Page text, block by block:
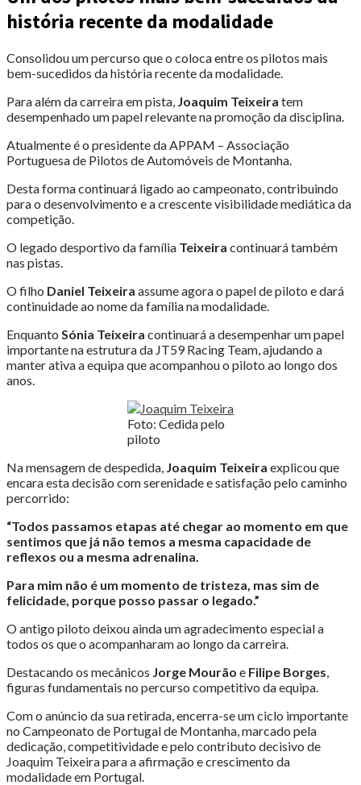
história recente da modalidade
Consolidou um percurso que o coloca entre os pilotos mais
bem-sucedidos da história recente da modalidade.
Para além da carreira em pista, Joaquim Teixeira tem
desempenhado um papel relevante na promoção da disciplina.
Atualmente é o presidente da APPAM – Associação
Portuguesa de Pilotos de Automóveis de Montanha.
Desta forma continuará ligado ao campeonato, contribuindo
para o desenvolvimento e a crescente visibilidade mediática da
competição.
O legado desportivo da família Teixeira continuará também
nas pistas.
O filho Daniel Teixeira assume agora o papel de piloto e dará
continuidade ao nome da família na modalidade.
Enquanto Sónia Teixeira continuará a desempenhar um papel
importante na estrutura da JT59 Racing Team, ajudando a
manter ativa a equipa que acompanhou o piloto ao longo dos
anos.
Foto: Cedida pelo
piloto
Na mensagem de despedida, Joaquim Teixeira explicou que
encara esta decisão com serenidade e satisfação pelo caminho
percorrido:
“Todos passamos etapas até chegar ao momento em que
sentimos que já não temos a mesma capacidade de
reflexos ou a mesma adrenalina.
Para mim não é um momento de tristeza, mas sim de
felicidade, porque posso passar o legado.”
O antigo piloto deixou ainda um agradecimento especial a
todos os que o acompanharam ao longo da carreira.
Destacando os mecânicos Jorge Mourão e Filipe Borges
figuras fundamentais no percurso competitivo da equipa.
Com o anúncio da sua retirada, encerra-se um ciclo importante
no Campeonato de Portugal de Montanha, marcado pela
dedicação, competitividade e pelo contributo decisivo de
Joaquim Teixeira para a afirmação e crescimento da
modalidade em Portugal.